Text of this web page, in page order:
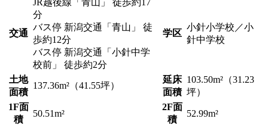
交通
分
バス停 新潟交通「青山」 徒
歩約12分
バス停 新潟交通「小針中学
校前」 徒歩約2分
学区
小針小学校／小
針中学校
土地
面積
137.36m²（41.55坪）
延床
面積
103.50m²（31.23
坪）
1F面
積
50.51m²
2F面
積
52.99m²